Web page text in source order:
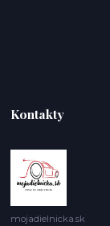
Kontakty
mojadielnicka.sk